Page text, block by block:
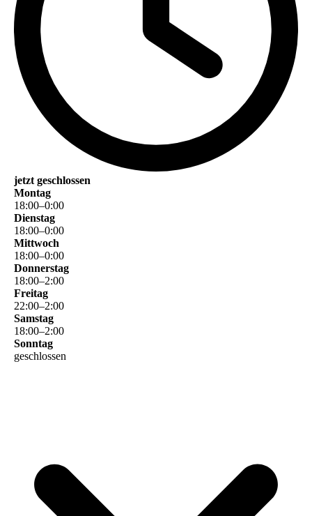
jetzt geschlossen
Montag
18:00–0:00
Dienstag
18:00–0:00
Mittwoch
18:00–0:00
Donnerstag
18:00–2:00
Freitag
22:00–2:00
Samstag
18:00–2:00
Sonntag
geschlossen